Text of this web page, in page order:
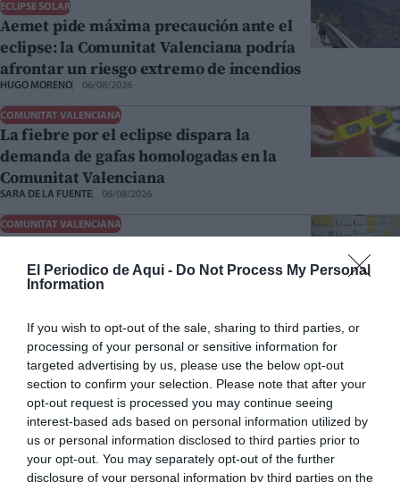
El Periodico de Aqui - Do Not Process My Personal
Information
If you wish to opt-out of the sale, sharing to third parties, or
processing of your personal or sensitive information for
targeted advertising by us, please use the below opt-out
section to confirm your selection. Please note that after your
opt-out request is processed you may continue seeing
interest-based ads based on personal information utilized by
us or personal information disclosed to third parties prior to
your opt-out. You may separately opt-out of the further
disclosure of your personal information by third parties on the
ECLIPSE SOLAR
Aemet pide máxima precaución ante el
eclipse: la Comunitat Valenciana podría
afrontar un riesgo extremo de incendios
HUGO MORENO 06/08/2026
COMUNITAT VALENCIANA
La fiebre por el eclipse dispara la
demanda de gafas homologadas en la
Comunitat Valenciana
SARA DE LA FUENTE 06/08/2026
COMUNITAT VALENCIANA
El próximo festivo en la Comunitat
Valenciana cae en sábado: ¿se traslada o
se pierde el día libre?
COMUNITAT VALENCIANA
Cada vez más extranjeros compran
viviendas en la Comunitat Valenciana: las
operaciones aumentan un 31 %
HUGO MORENO 05/08/2026
COMUNITAT VALENCIANA
La Generalitat ficha a Ferran Torres